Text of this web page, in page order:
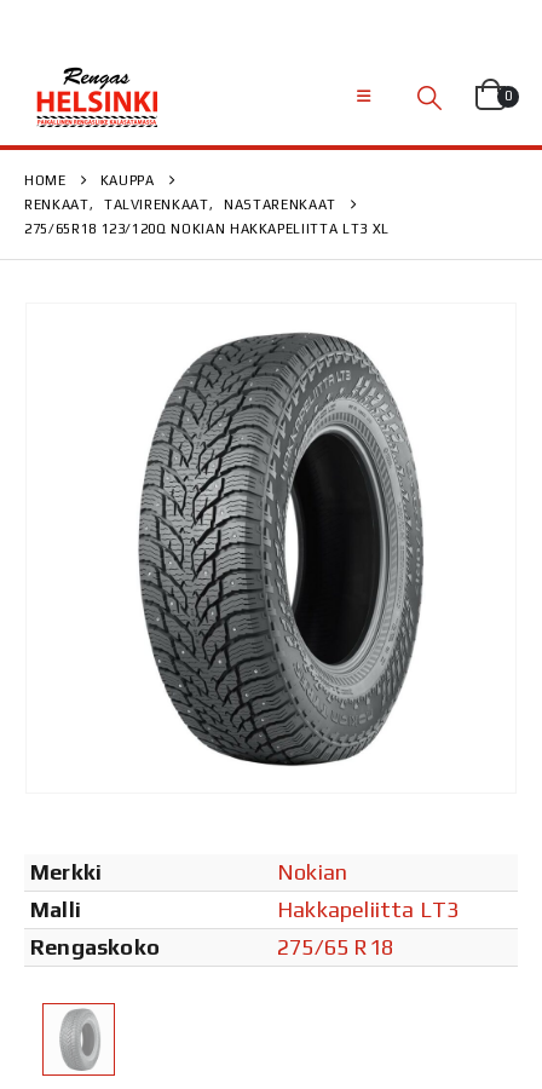
0
HOME
KAUPPA
RENKAAT, TALVIRENKAAT,
NASTARENKAAT
275/65R18 123/120Q NOKIAN HAKKAPELIITTA LT3 XL
Merkki
Nokian
Malli
Hakkapeliitta LT3
Rengaskoko
275/65 R18